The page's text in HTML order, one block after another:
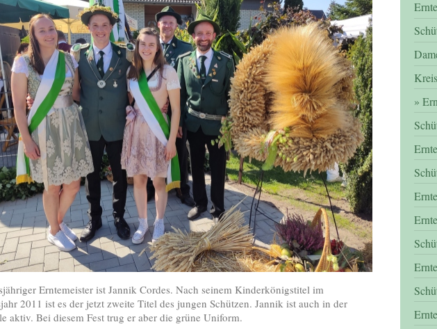
Erntemeister ist Jannik Cordes. Nach seinem Kinderkönigstitel im
2011 ist es der jetzt zweite Titel des jungen Schützen. Jannik ist auch in der
aktiv. Bei diesem Fest trug er aber die grüne Uniform.